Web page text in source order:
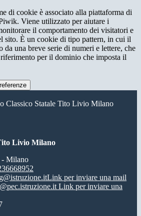
di cookie è associato alla piattaforma di
Viene utilizzato per aiutare i
il comportamento dei visitatori e
sito. È un cookie di tipo pattern, in cui il
da una breve serie di numeri e lettere, che
per il dominio che imposta il
Classico Statale Tito Livio Milano
Livio Milano
- Milano
Link per inviare una mail
Link per inviare una